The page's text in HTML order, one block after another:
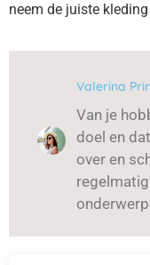
neem de juiste kleding
Valerina
Van je
doel en
over en